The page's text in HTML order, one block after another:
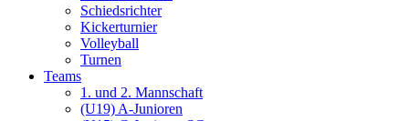
Schiedsrichter
Kickerturnier
Volleyball
Turnen
Teams
1. und 2. Mannschaft
(U19) A-Junioren